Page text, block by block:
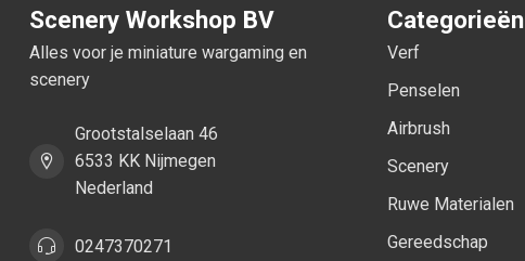
Scenery Workshop BV
Alles voor je miniature wargaming en
scenery
Grootstalselaan 46
6533 KK Nijmegen
Nederland
0247370271
Categorieën
Verf
Penselen
Airbrush
Scenery
Ruwe Materialen
Gereedschap